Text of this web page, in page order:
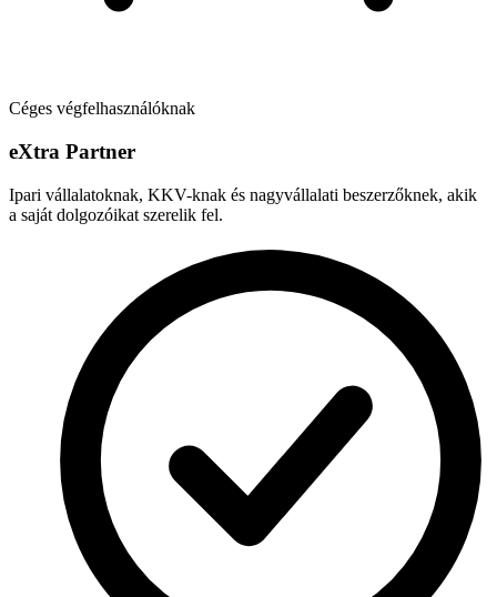
Céges végfelhasználóknak
eXtra Partner
Ipari vállalatoknak, KKV-knak és nagyvállalati beszerzőknek, akik
a saját dolgozóikat szerelik fel.